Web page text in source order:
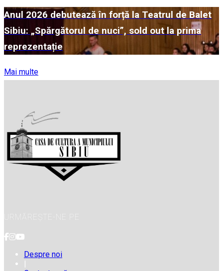
Anul 2026 debutează în forță la Teatrul de Balet
Sibiu: „Spărgătorul de nuci”, sold out la prima
reprezentație
Mai multe
URMĂREȘTE-NE PE
Despre noi
|